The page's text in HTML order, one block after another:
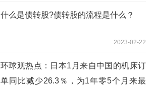
什么是债转股?债转股的流程是什么？
2023-02-22
环球观热点：日本1月来自中国的机床订
单同比减少26.3％，为1年零5个月来最